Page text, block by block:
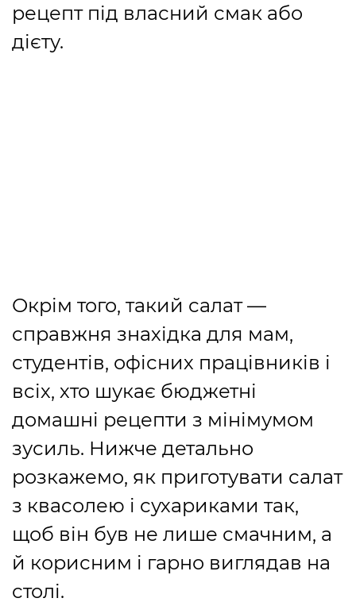
рецепт під власний смак або
дієту.
Окрім того, такий салат ―
справжня знахідка для мам,
студентів, офісних працівників і
всіх, хто шукає бюджетні
домашні рецепти з мінімумом
зусиль. Нижче детально
розкажемо, як приготувати салат
з квасолею і сухариками так,
щоб він був не лише смачним, а
й корисним і гарно виглядав на
столі.